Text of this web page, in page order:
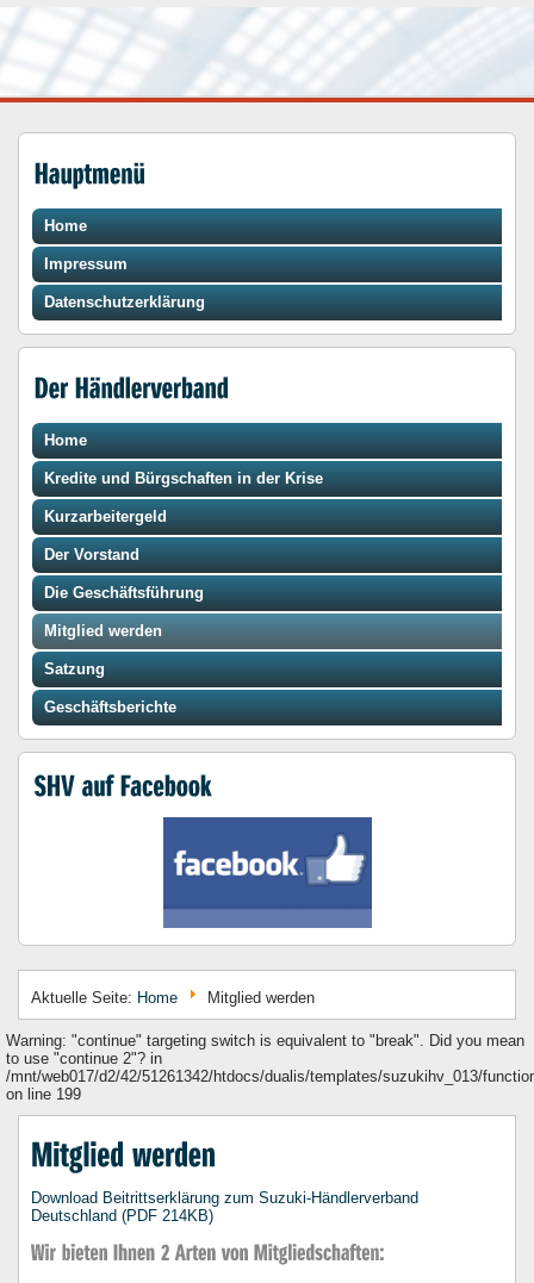
Home
Impressum
Datenschutzerklärung
Home
Kredite und Bürgschaften in der Krise
Kurzarbeitergeld
Der Vorstand
Die Geschäftsführung
Mitglied werden
Satzung
Geschäftsberichte
Aktuelle Seite: Home Mitglied werden
Warning: "continue" targeting switch is equivalent to "break". Did you mean
to use "continue 2"? in
/mnt/web017/d2/42/51261342/htdocs/dualis/templates/suzukihv_013/
on line 199
Download Beitrittserklärung zum Suzuki-Händlerverband
Deutschland (PDF 214KB)